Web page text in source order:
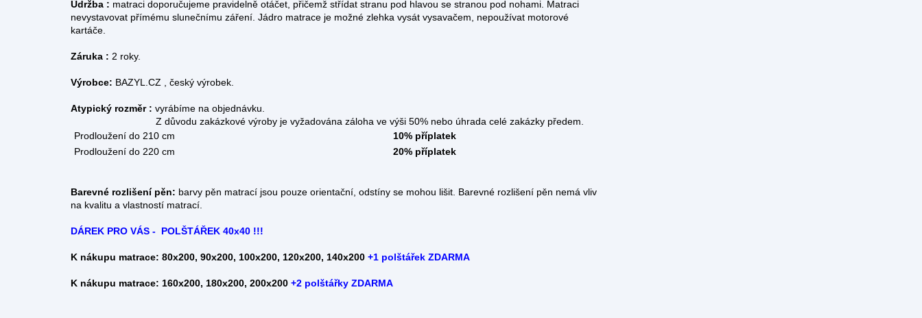
Údržba : matraci doporučujeme pravidelně otáčet, přičemž střídat stranu pod hlavou se stranou pod nohami. Matraci
nevystavovat přímému slunečnímu záření. Jádro matrace je možné zlehka vysát vysavačem, nepoužívat motorové
kartáče.
Záruka : 2 roky.
Výrobce: BAZYL.CZ , český výrobek.
Atypický rozměr : vyrábíme na objednávku.
Z důvodu zakázkové výroby je vyžadována záloha ve výši 50% nebo úhrada celé zakázky předem.
Prodloužení do 210 cm
10% příplatek
Prodloužení do 220 cm
20% příplatek
Barevné rozlišení pěn: barvy pěn matrací jsou pouze orientační, odstíny se mohou lišit. Barevné rozlišení pěn nemá vliv
na kvalitu a vlastností matrací.
DÁREK PRO VÁS - POLŠTÁŘEK 40x40 !!!
K nákupu matrace: 80x200, 90x200, 100x200, 120x200, 140x200 +1 polštářek ZDARMA
K nákupu matrace: 160x200, 180x200, 200x200 +2 polštářky ZDARMA